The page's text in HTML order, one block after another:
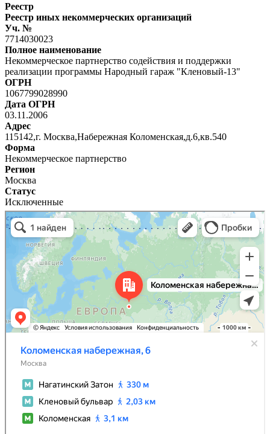
Реестр
Реестр иных некоммерческих организаций
Уч. №
7714030023
Полное наименование
Некоммерческое партнерство содействия и поддержки
реализации программы Народный гараж "Кленовый-13"
ОГРН
1067799028990
Дата ОГРН
03.11.2006
Адрес
115142,г. Москва,Набережная Коломенская,д.6,кв.540
Форма
Некоммерческое партнерство
Регион
Москва
Статус
Исключенные